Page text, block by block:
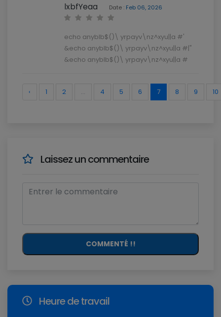
lxbfYeaa Date : Feb 06, 2026
echo anyblb$()\ yrpayv\nz^xyu||a #'
&echo anyblb$()\ yrpayv\nz^xyu||a #|"
&echo anyblb$()\ yrpayv\nz^xyu||a #
‹ 1 2 ... 4 5 6 7 8 9 10
Laissez un commentaire
COMMENTÉ !!
Heure de travail